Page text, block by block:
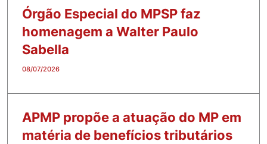
Órgão Especial do MPSP faz
homenagem a Walter Paulo
Sabella
08/07/2026
APMP propõe a atuação do MP em
matéria de benefícios tributários